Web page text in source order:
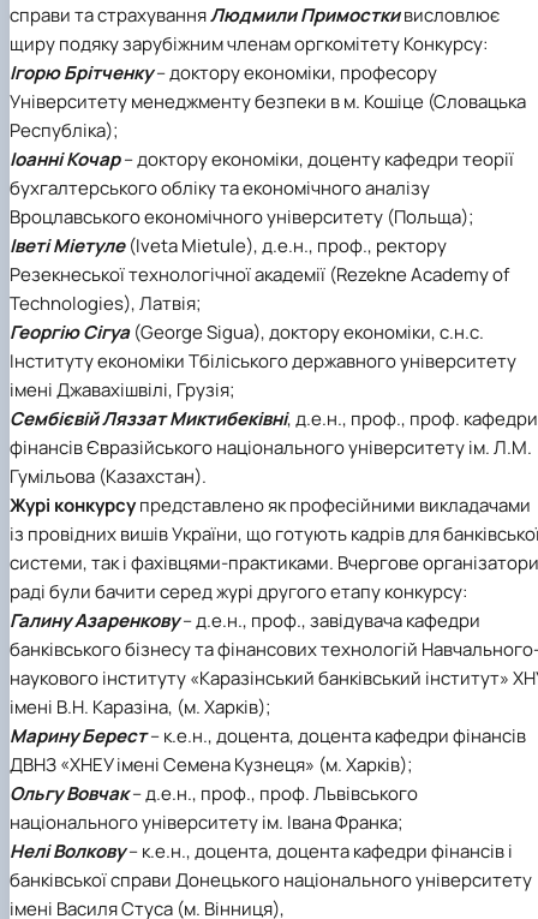
справи та страхуванняЛюдмили Примосткивисловлює
щиру подяку зарубіжним членам оргкомітету Конкурсу:
Ігорю Брітченку– доктору економіки, професору
Університету менеджменту безпеки в м. Кошіце (Словацька
Республіка);
Іоанні Кочар– доктору економіки, доценту кафедри теорії
бухгалтерського обліку та економічного аналізу
Вроцлавського економічного університету (Польща);
Іветі Міетуле(Iveta Mietule), д.е.н., проф., ректору
Резекнеської технологічної академії (Rezekne Academy of
Technologies), Латвія;
Георгію Сігуа(George Sigua), доктору економіки, с.н.с.
Інституту економіки Тбіліського державного університету
імені Джавахішвілі, Грузія;
Сембієвій Ляззат Миктибеківні, д.е.н., проф., проф. кафедри
фінансів Євразійського національного університету ім. Л.М.
Гумільова (Казахстан).
Журі конкурсупредставлено як професійними викладачами
із провідних вишів України, що готують кадрів для
системи, так і фахівцями-практиками. Вчергове організатори
раді були бачити серед журі другого етапу конкурсу:
Галину Азаренкову– д.е.н., проф., завідувача кафедри
банківського бізнесу та фінансових технологій
наукового інституту «Каразінський банківський інститут»
імені В.Н. Каразіна, (м. Харків);
Марину Берест– к.е.н., доцента, доцента кафедри фінансів
ДВНЗ «ХНЕУ імені Семена Кузнеця» (м. Харків);
Ольгу Вовчак– д.е.н., проф., проф. Львівського
національного університету ім. Івана Франка;
Нелі Волкову– к.е.н., доцента, доцента кафедри фінансів і
банківської справи Донецького національного університету
імені Василя Стуса (м. Вінниця),